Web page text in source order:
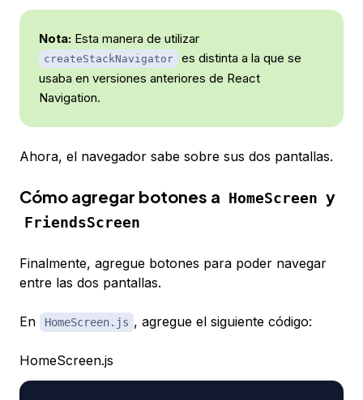
Nota: Esta manera de utilizar
createStackNavigator
es distinta a la que se
usaba en versiones anteriores de React
Navigation.
Ahora, el navegador sabe sobre sus dos pantallas.
Cómo agregar botones a HomeScreen y
FriendsScreen
Finalmente, agregue botones para poder navegar
entre las dos pantallas.
En HomeScreen.js , agregue el siguiente código:
HomeScreen.js